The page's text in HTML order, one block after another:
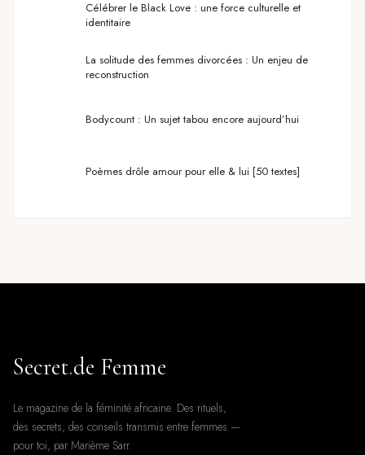
Célébrer le Black Love : une force culturelle et
identitaire
La solitude des femmes divorcées : Un enjeu de
reconstruction
Bodycount : Un sujet tabou encore aujourd’hui
Poèmes drôle amour pour elle & lui [50 textes]
Secret.de Femme
Le magazine de la féminité africaine. Des rituels,
des secrets, des conseils transmis entre femmes —
pour toi, par Marième Sarr.